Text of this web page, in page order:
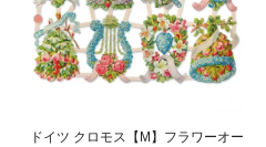
ドイツ クロモス【M】フラワーオー